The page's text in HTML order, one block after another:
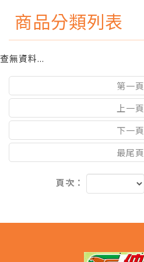
商品分類列表
查無資料...
第一頁
上一頁
下一頁
最尾頁
頁次：